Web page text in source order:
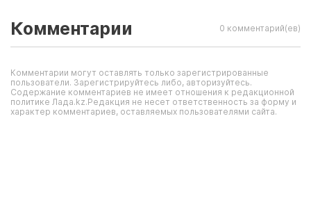
Комментарии 0 комментарий(ев)
Комментарии могут оставлять только зарегистрированные
пользователи. Зарегистрируйтесь либо, авторизуйтесь.
Содержание комментариев не имеет отношения к редакционной
политике Лада.kz.Редакция не несет ответственность за форму и
характер комментариев, оставляемых пользователями сайта.